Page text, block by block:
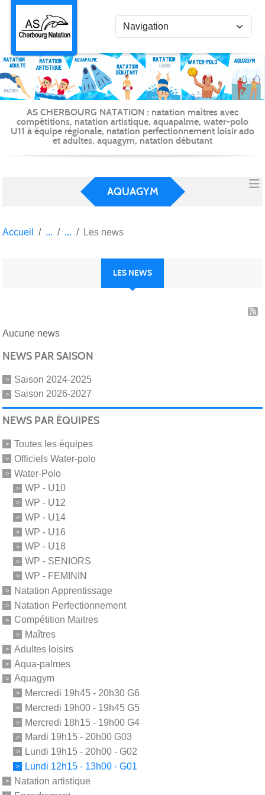
AS CHERBOURG NATATION : natation maîtres avec
compétitions, natation artistique, aquapalme, water-polo
U11 à équipe régionale, natation perfectionnement loisir ado
et adultes, aquagym, natation débutant
AQUAGYM
Accueil Les news
LES NEWS
Aucune news
NEWS PAR SAISON
Saison 2024-2025
Saison 2026-2027
NEWS PAR ÉQUIPES
Toutes les équipes
Officiels Water-polo
Water-Polo
WP - U10
WP - U12
WP - U14
WP - U16
WP - U18
WP - SENIORS
WP - FEMININ
Natation Apprentissage
Natation Perfectionnement
Compétition Maitres
Maîtres
Adultes loisirs
Aqua-palmes
Aquagym
Mercredi 19h45 - 20h30 G6
Mercredi 19h00 - 19h45 G5
Mercredi 18h15 - 19h00 G4
Mardi 19h15 - 20h00 G03
Lundi 19h15 - 20h00 - G02
Lundi 12h15 - 13h00 - G01
Natation artistique
Panneau de gestion des cookies